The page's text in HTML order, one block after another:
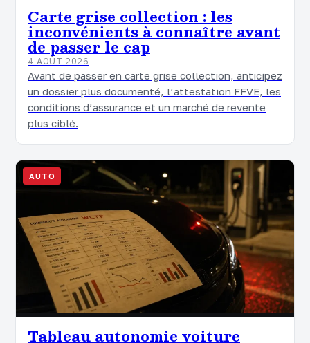
Carte grise collection : les
inconvénients à connaître avant
de passer le cap
4 AOÛT 2026
Avant de passer en carte grise collection, anticipez
un dossier plus documenté, l’attestation FFVE, les
conditions d’assurance et un marché de revente
plus ciblé.
AUTO
Tableau autonomie voiture